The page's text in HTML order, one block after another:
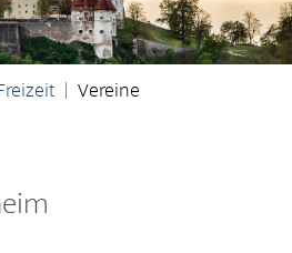
Vereine